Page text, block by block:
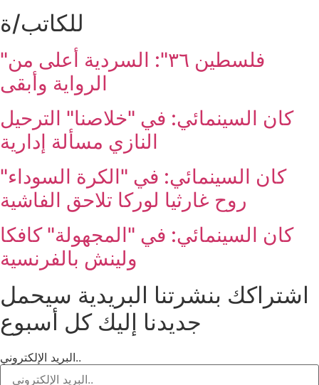
للكاتب/ة
"فلسطين ٣٦": السردية أعلى من
الرواية وأبقى
كان السينمائي: في "خلاصنا" الترحيل
النازي مسألة إدارية
كان السينمائي: في "الكرة السوداء"
روح غارثيا لوركا تلاحق الفاشية
كان السينمائي: في "المجهولة" كافكا
ولينش بالفرنسية
اشتراكك بنشرتنا البريدية سيحمل
جديدنا إليك كل أسبوع
البريد الإلكتروني..